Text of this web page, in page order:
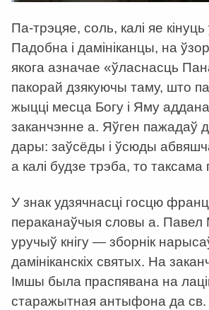
Па-трэцяе, соль, калі яе
Падобна і дамініканцы, на
якога азначае «ўласнасць
пакорай дзякуючы таму, што
жыцці месца Богу і Яму
заканчэнне а. Яўген пажадаў
дары: заўсёды і ўсюды
а калі будзе трэба, то
У знак удзячнасці госцю
пераканаўчыя словы а.
уручыў кнігу — зборнік
дамініканскіх святых. На
Імшы была праспявана на
старажытная антыфона да св.